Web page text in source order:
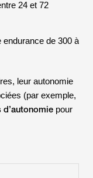
24 et 72
de 300 à
leur autonomie
(par exemple,
d’autonomie pour